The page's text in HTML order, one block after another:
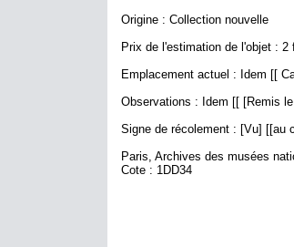
Origine : Collection nouvelle
Prix de l'estimation de l'objet : 2
Emplacement actuel : Idem [[
Observations : Idem [[ [Remis
Signe de récolement : [Vu] [[au
Paris, Archives des musées
Cote : 1DD34